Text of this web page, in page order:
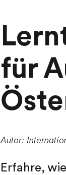
für
Autor:
Erfahre,